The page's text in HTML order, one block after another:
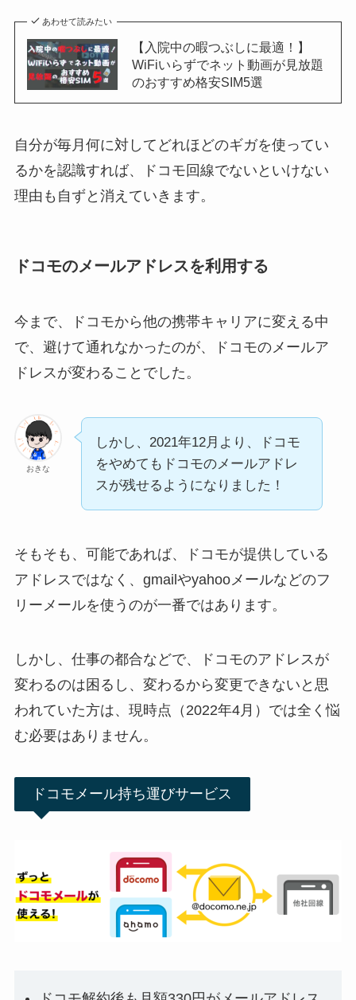
あわせて読みたい
【入院中の暇つぶしに最適！】
WiFiいらずでネット動画が見放題
のおすすめ格安SIM5選
自分が毎月何に対してどれほどのギガを使ってい
るかを認識すれば、ドコモ回線でないといけない
理由も自ずと消えていきます。
ドコモのメールアドレスを利用する
今まで、ドコモから他の携帯キャリアに変える中
で、避けて通れなかったのが、ドコモのメールア
ドレスが変わることでした。
おきな
しかし、2021年12月より、ドコモ
をやめてもドコモのメールアドレ
スが残せるようになりました！
そもそも、可能であれば、ドコモが提供している
アドレスではなく、gmailやyahooメールなどのフ
リーメールを使うのが一番ではあります。
しかし、仕事の都合などで、ドコモのアドレスが
変わるのは困るし、変わるから変更できないと思
われていた方は、現時点（2022年4月）では全く悩
む必要はありません。
ドコモメール持ち運びサービス